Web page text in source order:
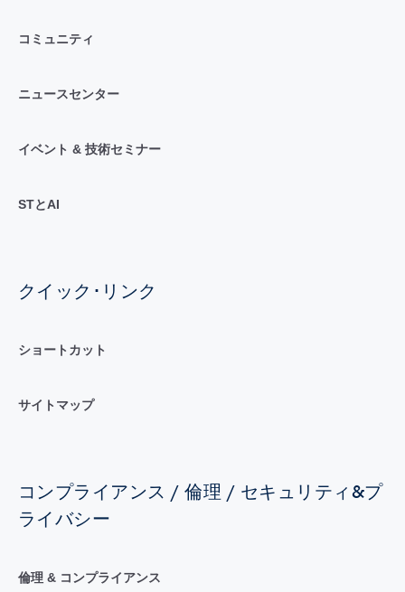
コミュニティ
ニュースセンター
イベント & 技術セミナー
STとAI
クイック･リンク
ショートカット
サイトマップ
コンプライアンス / 倫理 / セキュリティ&プ
ライバシー
倫理 & コンプライアンス